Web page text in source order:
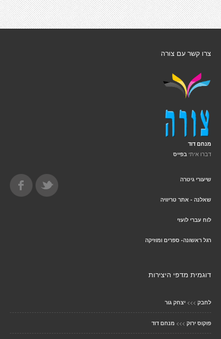
צרו קשר עם צורה
מנחם דוד
דברו איתי בפייס
שיעורי גיטרה
שאלנה - אתר טריוויה
לוח עברי לועזי
רגל ראשונה- ספרים ומוזיקה
דוגמית מדפי היצירות
לחבק >>> יצחק גור
פוקוס ירוק >>> מנחם דוד